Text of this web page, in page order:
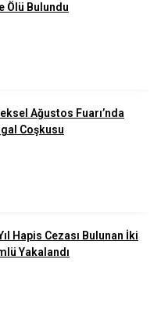
Ölü Bulundu
Ağustos Fuarı’nda
Coşkusu
Hapis Cezası Bulunan İki
Yakalandı